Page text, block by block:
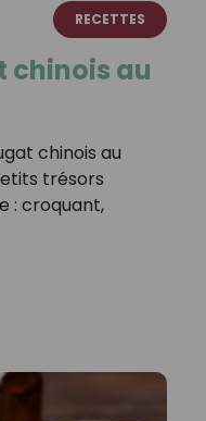
RECETTES
chinois au
chinois au
trésors
: croquant,